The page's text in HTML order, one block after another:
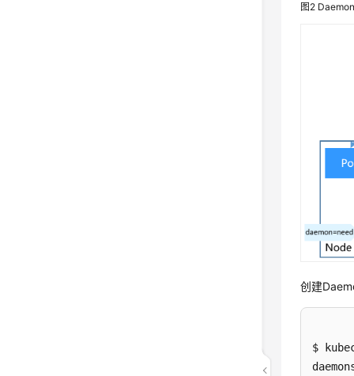
图2
创建
$